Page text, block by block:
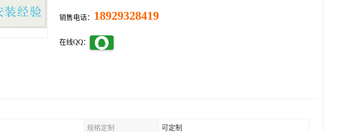
销售电话： 18929328419
在线QQ：
规格定制 可定制